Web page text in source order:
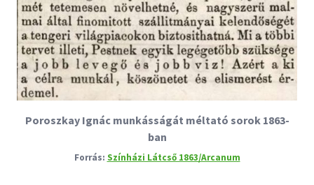
Poroszkay Ignác munkásságát méltató sorok 1863-
ban
Színházi Látcső 1863/Arcanum